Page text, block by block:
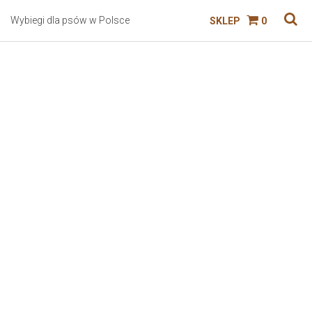
Wybiegi dla psów w Polsce SKLEP 0